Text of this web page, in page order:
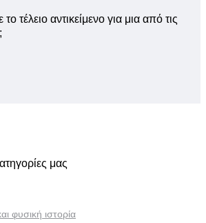
το τέλειο αντικείμενο για μια από τις
μας
φυσική ιστορία